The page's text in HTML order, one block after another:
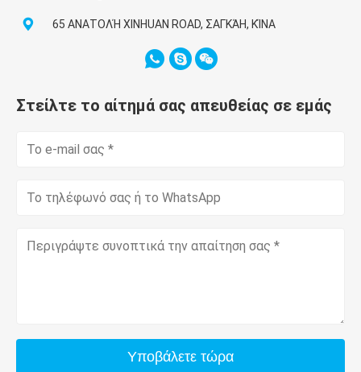
65 ΑΝΑΤΟΛΉ XINHUAN ROAD, ΣΑΓΚΆΗ, ΚΊΝΑ
Στείλτε το αίτημά σας απευθείας σε εμάς
Υποβάλετε τώρα